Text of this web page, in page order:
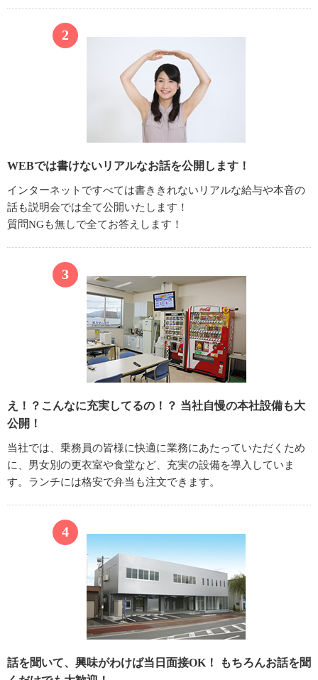
WEBでは書けないリアルなお話を公開します！
インターネットですべては書ききれないリアルな給与や本音の
話も説明会では全て公開いたします！
質問NGも無しで全てお答えします！
え！？こんなに充実してるの！？ 当社自慢の本社設備も大
公開！
当社では、乗務員の皆様に快適に業務にあたっていただくため
に、男女別の更衣室や食堂など、充実の設備を導入していま
す。ランチには格安で弁当も注文できます。
話を聞いて、興味がわけば当日面接OK！
もちろんお話を聞